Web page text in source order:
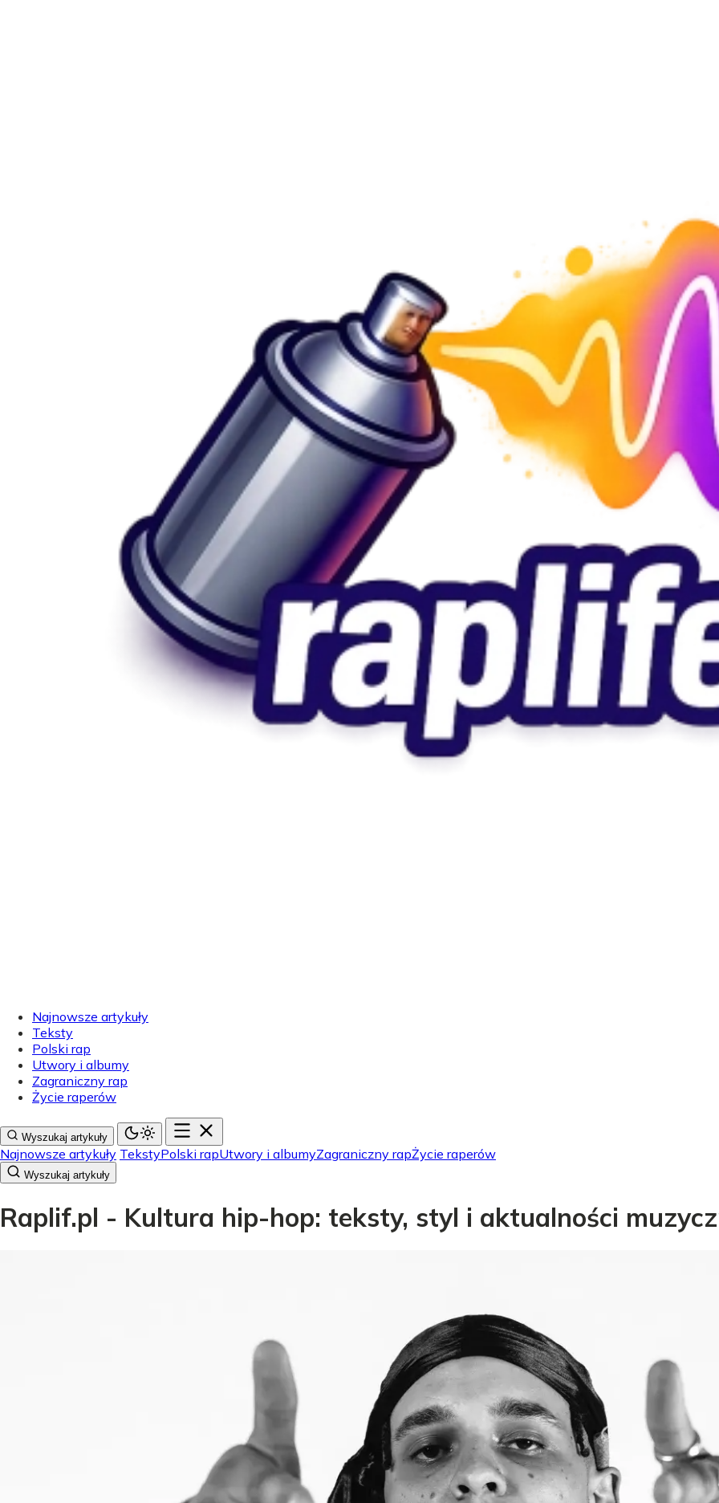
Najnowsze artykuły
Teksty
Polski rap
Utwory i albumy
Zagraniczny rap
Życie raperów
Wyszukaj artykuły
Najnowsze artykuły TekstyPolski rapUtwory i albumyZagraniczny rapŻycie raperów
Wyszukaj artykuły
Raplif.pl - Kultura hip-hop: teksty, styl i aktualności